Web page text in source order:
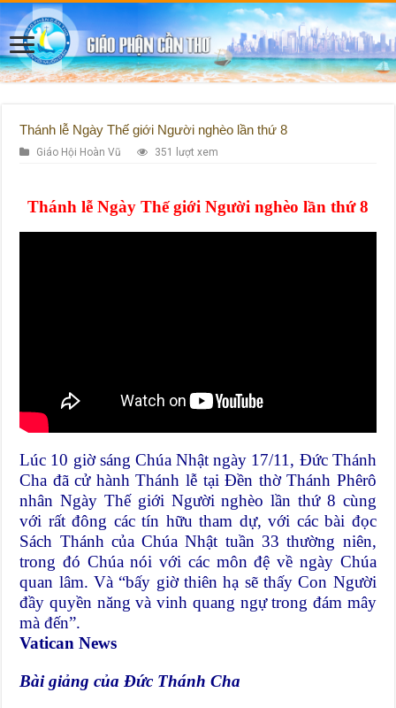
Thánh lễ Ngày Thế giới Người nghèo lần thứ 8
Giáo Hội Hoàn Vũ 351 lượt xem
Thánh lễ Ngày Thế giới Người nghèo lần thứ 8
Lúc 10 giờ sáng Chúa Nhật ngày 17/11, Đức Thánh
Cha đã cử hành Thánh lễ tại Đền thờ Thánh Phêrô
nhân Ngày Thế giới Người nghèo lần thứ 8 cùng
với rất đông các tín hữu tham dự, với các bài đọc
Sách Thánh của Chúa Nhật tuần 33 thường niên,
trong đó Chúa nói với các môn đệ về ngày Chúa
quan lâm. Và “bấy giờ thiên hạ sẽ thấy Con Người
đầy quyền năng và vinh quang ngự trong đám mây
mà đến”.
Vatican News
Bài giảng của Đức Thánh Cha